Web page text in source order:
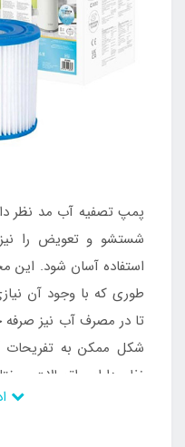
پمپ تصفیه آب مد نظر
شستشو و تعویض را
استفاده آسان شود. این
طوری که با وجود آن
تا در مصرف آب نیز
شکل ممکن به تفریحات
نظر دارای اتصالات
مختلف برخوردار است